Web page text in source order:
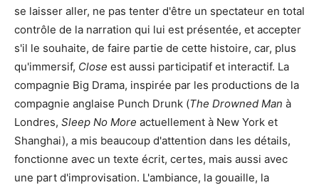
se laisser aller, ne pas tenter d'être un spectateur en total
contrôle de la narration qui lui est présentée, et accepter
s'il le souhaite, de faire partie de cette histoire, car, plus
qu'immersif, Close est aussi participatif et interactif. La
compagnie Big Drama, inspirée par les productions de la
compagnie anglaise Punch Drunk (The Drowned Man à
Londres, Sleep No More actuellement à New York et
Shanghai), a mis beaucoup d'attention dans les détails,
fonctionne avec un texte écrit, certes, mais aussi avec
une part d'improvisation. L'ambiance, la gouaille, la